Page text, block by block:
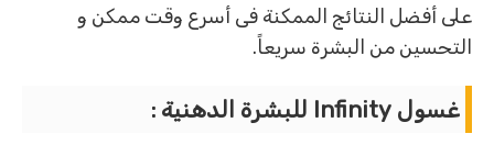
على أفضل النتائج الممكنة فى أسرع وقت ممكن و
التحسين من البشرة سريعاً.
غسول